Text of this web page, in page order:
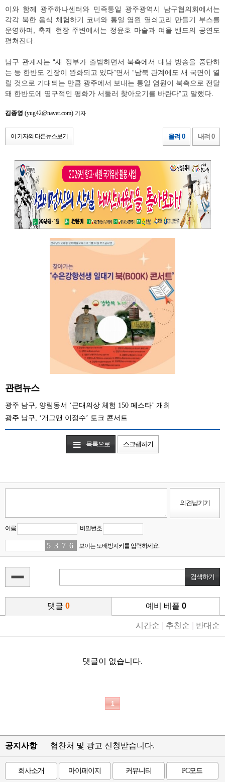
이와 함께 광주하나센터와 민족통일 광주광역시 남구협의회에서는
각각 북한 음식 체험하기 코너와 통일 염원 열쇠고리 만들기 부스를
운영하며, 축제 현장 주변에서는 정윤호 마술과 여울 밴드의 공연도
펼쳐진다.
남구 관계자는 “새 정부가 출범하면서 북측에서 대남 방송을 중단하
는 등 한반도 긴장이 완화되고 있다”면서 “남북 관계에도 새 국면이 열
릴 것으로 기대되는 만큼 광주에서 보내는 통일 염원이 북측으로 전달
돼 한반도에 영구적인 평화가 서둘러 찾아오기를 바란다”고 말했다.
김종영 (yug42@naver.com) 기자
이 기자의 다른뉴스보기 올려 0 내려 0
관련뉴스
광주 남구, 양림동서 ‘근대의상 체험 150 페스타’ 개최
광주 남구, ‘개그맨 이정수’ 토크 콘서트
목록으로 스크랩하기
이름 비밀번호
53 32 79 61 보이는 도배방지키를 입력하세요.
댓글 0 예비 베플 0
시간순 추천순 반대순
댓글이 없습니다.
1
공지사항 협찬처 및 광고 신청받습니다.
회사소개 마이페이지 커뮤니티 PC모드